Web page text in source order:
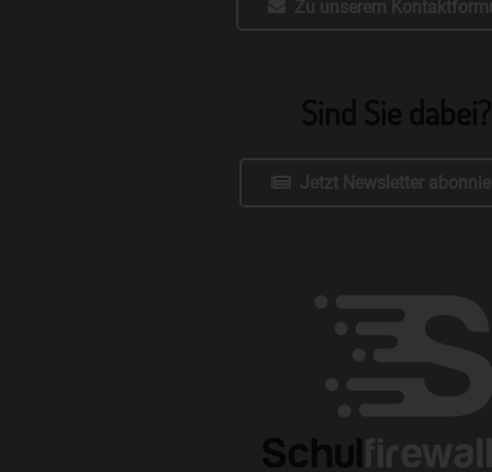
Zu unserem
Jetzt Newsletter